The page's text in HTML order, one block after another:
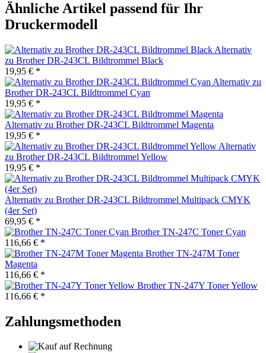
Ähnliche Artikel passend für Ihr
Druckermodell
Alternativ
zu Brother DR-243CL Bildtrommel Black
19,95 € *
Alternativ zu
Brother DR-243CL Bildtrommel Cyan
19,95 € *
Alternativ zu Brother DR-243CL Bildtrommel Magenta
19,95 € *
Alternativ
zu Brother DR-243CL Bildtrommel Yellow
19,95 € *
Alternativ zu Brother DR-243CL Bildtrommel Multipack CMYK
(4er Set)
69,95 € *
Brother TN-247C Toner Cyan
116,66 € *
Brother TN-247M Toner
Magenta
116,66 € *
Brother TN-247Y Toner Yellow
116,66 € *
Zahlungsmethoden